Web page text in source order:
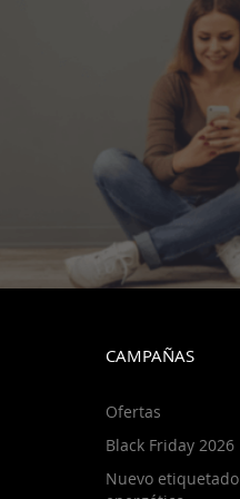
CAMPAÑAS
Ofertas
Black Friday 2026
Nuevo etiquetado